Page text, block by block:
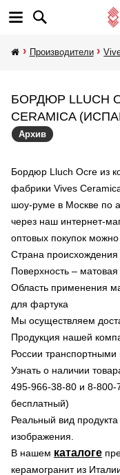
Производители
БОРДЮР LLUCH
CERAMICA
Архив
Бордюр Lluch Ocre из
фабрики Vives
шоу-руме в Москве по
через наш интернет-
оптовых покупок можно
Страна
Поверхность – матовая
Область применения
для фартука
Мы осуществляем
Продукция нашей
России транспортными
Узнать о наличии
495-966-38-80 и 8-800-
бесплатный)
Реальный вид
изображения.
В нашем каталоге
керамогранит из